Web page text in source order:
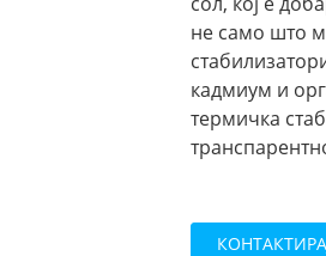
не само што
кадмиум и
термичка